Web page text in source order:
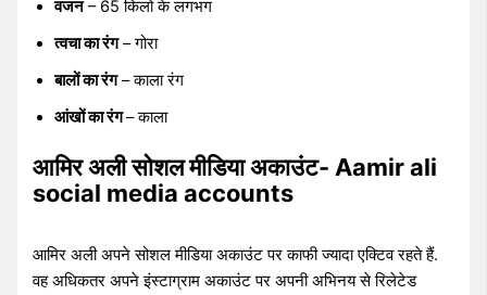
वजन– 65 किलो के लगभग
त्वचा का रंग– गोरा
बालों का रंग– काला रंग
आंखों का रंग– काला
आमिर अली सोशल मीडिया अकाउंट- Aamir ali
social media accounts
आमिर अली अपने सोशल मीडिया अकाउंट पर काफी ज्यादा एक्टिव रहते हैं.
वह अधिकतर अपने इंस्टाग्राम अकाउंट पर अपनी अभिनय से रिलेटेड